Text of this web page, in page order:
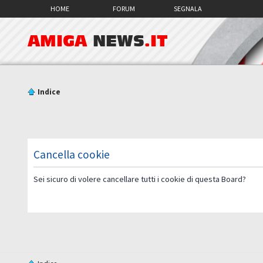
HOME FORUM SEGNALA
AMIGA NEWS.IT
Indice
Cancella cookie
Sei sicuro di volere cancellare tutti i cookie di questa Board?